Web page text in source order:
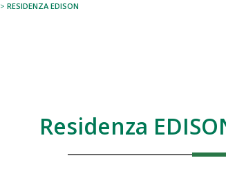
>RESIDENZA EDISON
Residenza